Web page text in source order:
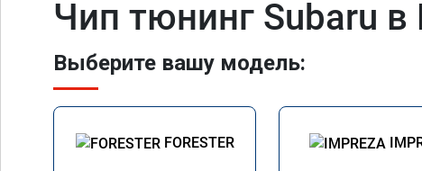
Чип тюнинг Subaru
Выберите вашу модель:
FORESTER